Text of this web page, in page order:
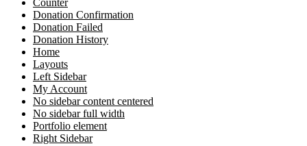
Counter
Donation Confirmation
Donation Failed
Donation History
Home
Layouts
Left Sidebar
My Account
No sidebar content centered
No sidebar full width
Portfolio element
Right Sidebar